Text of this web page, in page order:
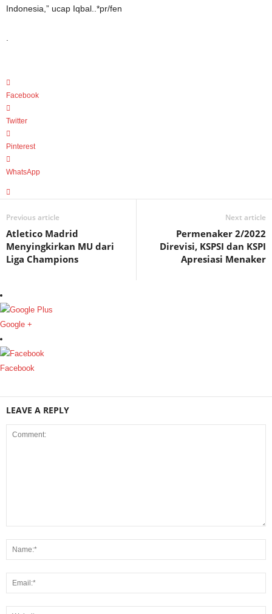
Indonesia,” ucap Iqbal..*pr/fen
Facebook
Twitter
Pinterest
WhatsApp
Previous article
Atletico Madrid
Menyingkirkan MU dari
Liga Champions
Next article
Permenaker 2/2022
Direvisi, KSPSI dan KSPI
Apresiasi Menaker
Google +
Facebook
LEAVE A REPLY